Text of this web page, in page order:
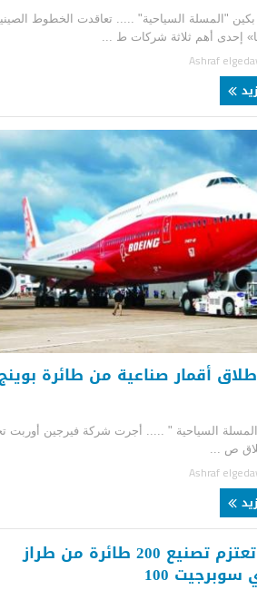
..... تعاقدت الخطوط الصينية
ثلاثة شركات ط ...
صناعية من طائرة بوينج
..... أجرت شركة فيرجين أوربت تجربة
روسيا تعتزم تصنيع 200 طائرة من طراز